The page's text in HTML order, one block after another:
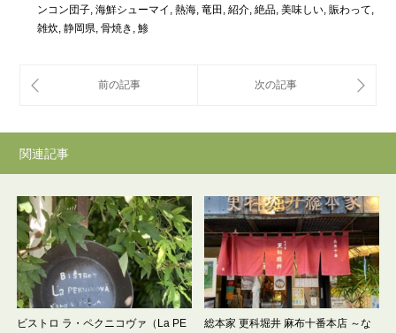
ンコン団子, 海鮮シューマイ , 熱海, 竜田 , 紹介, 絶品, 美味しい, 賑わって,
雑炊, 静岡県, 骨焼き , 鯵
関連記事
ビストロ ラ・ペクニコヴァ（La PE
総本家 更科堀井 麻布十番本店 ～な